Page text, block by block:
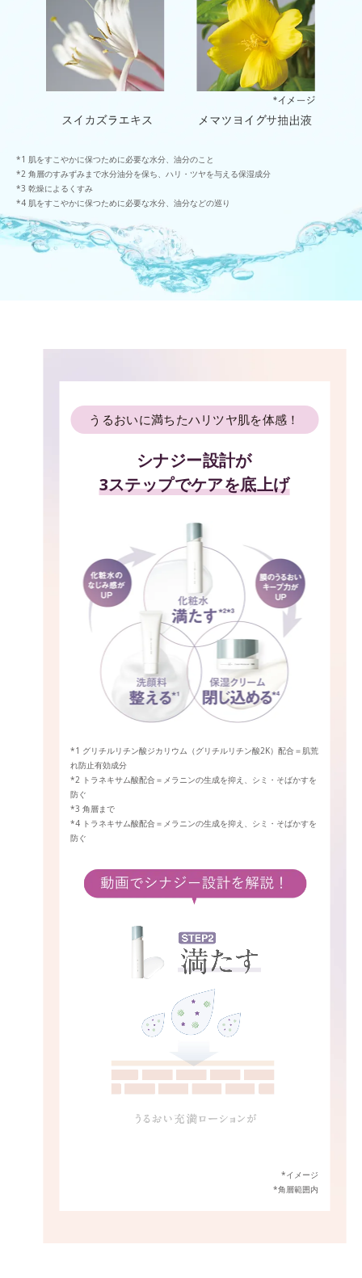
肌をすこやかに保つために必要な水分、油分のこと
角層のすみずみまで水分油分を保ち、ハリ・ツヤを与える保湿成分
乾燥によるくすみ
肌をすこやかに保つために必要な水分、油分などの巡り
うるおいに満ちたハリツヤ肌を体感！
シナジー設計が
3ステップでケアを底上げ
*1 グリチルリチン酸ジカリウム（グリチルリチン酸2K）配合＝肌荒
れ防止有効成分
*2 トラネキサム酸配合＝メラニンの生成を抑え、シミ・そばかすを
防ぐ
*3 角層まで
*4 トラネキサム酸配合＝メラニンの生成を抑え、シミ・そばかすを
防ぐ
*イメージ
*角層範囲内